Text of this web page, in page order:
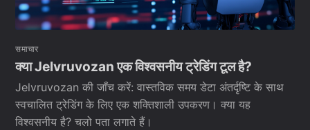
समाचार
क्या Jelvruvozan एक विश्वसनीय ट्रेडिंग टूल है?
Jelvruvozan की जाँच करें: वास्तविक समय डेटा अंतर्दृष्टि के साथ
स्वचालित ट्रेडिंग के लिए एक शक्तिशाली उपकरण। क्या यह
विश्वसनीय है? चलो पता लगाते हैं।